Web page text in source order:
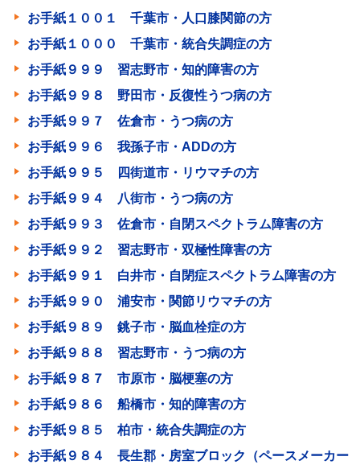
お手紙１００１ 千葉市・人口膝関節の方
お手紙１０００ 千葉市・統合失調症の方
お手紙９９９ 習志野市・知的障害の方
お手紙９９８ 野田市・反復性うつ病の方
お手紙９９７ 佐倉市・うつ病の方
お手紙９９６ 我孫子市・ADDの方
お手紙９９５ 四街道市・リウマチの方
お手紙９９４ 八街市・うつ病の方
お手紙９９３ 佐倉市・自閉スペクトラム障害の方
お手紙９９２ 習志野市・双極性障害の方
お手紙９９１ 白井市・自閉症スペクトラム障害の方
お手紙９９０ 浦安市・関節リウマチの方
お手紙９８９ 銚子市・脳血栓症の方
お手紙９８８ 習志野市・うつ病の方
お手紙９８７ 市原市・脳梗塞の方
お手紙９８６ 船橋市・知的障害の方
お手紙９８５ 柏市・統合失調症の方
お手紙９８４ 長生郡・房室ブロック（ペースメーカー